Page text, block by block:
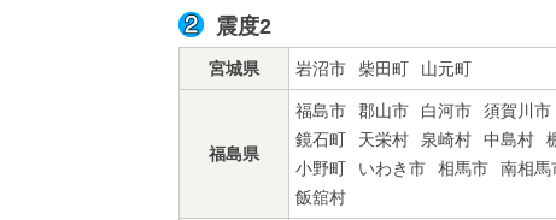
震度2
宮城県 岩沼市 柴田町 山元町
福島県
福島市 郡山市 白河市 須賀川市
鏡石町
天栄村 泉崎村 中島村
小野町
いわき市 相馬市 南相馬
飯舘村